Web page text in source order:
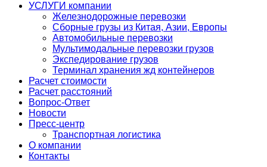
УСЛУГИ компании
Железнодорожные перевозки
Сборные грузы из Китая, Азии, Европы
Автомобильные перевозки
Мультимодальные перевозки грузов
Экспедирование грузов
Терминал хранения жд контейнеров
Расчет стоимости
Расчет расстояний
Вопрос-Ответ
Новости
Пресс-центр
Транспортная логистика
О компании
Контакты